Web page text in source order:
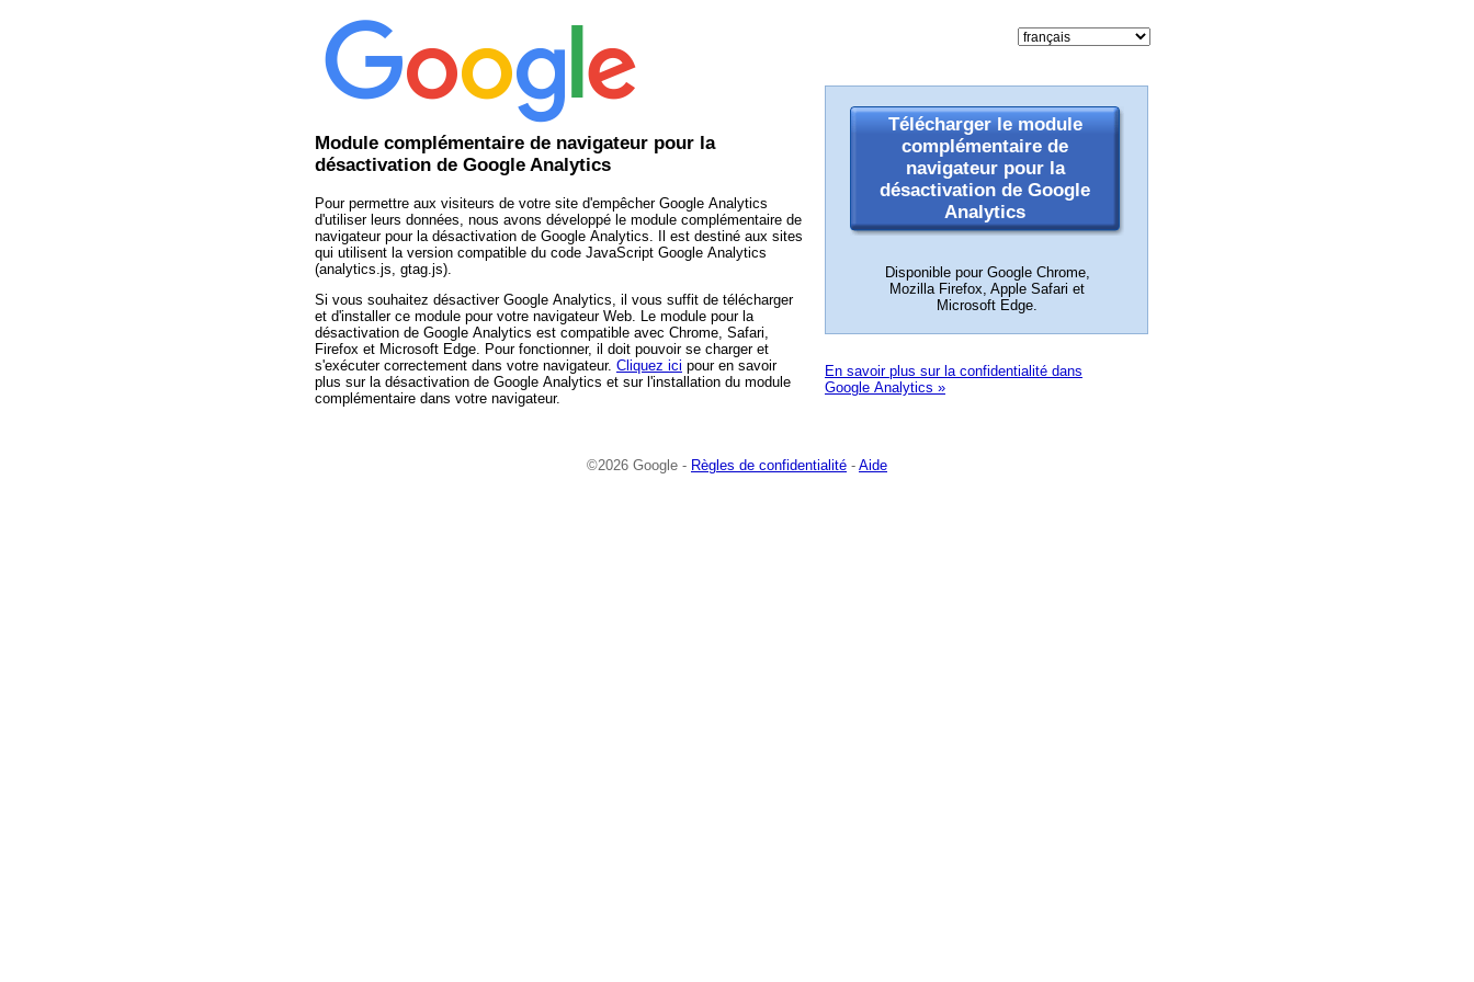
Module complémentaire de navigateur pour la
désactivation de Google Analytics
Pour permettre aux visiteurs de votre site d'empêcher Google Analytics
d'utiliser leurs données, nous avons développé le module complémentaire de
navigateur pour la désactivation de Google Analytics. Il est destiné aux sites
qui utilisent la version compatible du code JavaScript Google Analytics
(analytics.js, gtag.js).
Si vous souhaitez désactiver Google Analytics, il vous suffit de télécharger
et d'installer ce module pour votre navigateur Web. Le module pour la
désactivation de Google Analytics est compatible avec Chrome, Safari,
Firefox et Microsoft Edge. Pour fonctionner, il doit pouvoir se charger et
s'exécuter correctement dans votre navigateur. Cliquez ici pour en savoir
plus sur la désactivation de Google Analytics et sur l'installation du module
complémentaire dans votre navigateur.
Télécharger le module
complémentaire de
navigateur pour la
désactivation de Google
Analytics
Disponible pour Google Chrome,
Mozilla Firefox, Apple Safari et
Microsoft Edge.
En savoir plus sur la confidentialité dans
Google Analytics »
©2026 Google - Règles de confidentialité - Aide